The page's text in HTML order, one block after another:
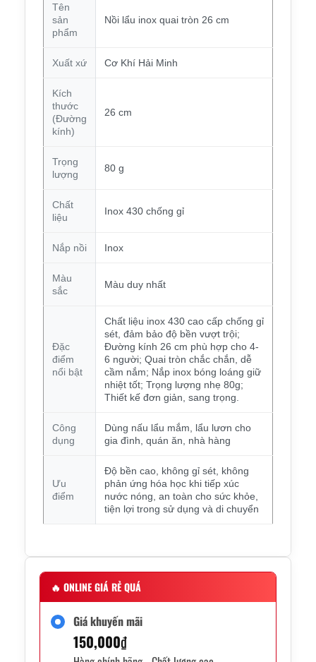
Tên
sản
phẩm
Nồi lẩu inox quai tròn 26 cm
Xuất xứ Cơ Khí Hải Minh
Kích
thước
(Đường
kính)
26 cm
Trọng
lượng
80 g
Chất
liệu
Inox 430 chống gỉ
Nắp nồi Inox
Màu
sắc
Màu duy nhất
Đặc
điểm
nổi bật
Chất liệu inox 430 cao cấp chống gỉ
sét, đảm bảo độ bền vượt trội;
Đường kính 26 cm phù hợp cho 4-
6 người; Quai tròn chắc chắn, dễ
cầm nắm; Nắp inox bóng loáng giữ
nhiệt tốt; Trọng lượng nhẹ 80g;
Thiết kế đơn giản, sang trọng.
Công
dụng
Dùng nấu lẩu mắm, lẩu lươn cho
gia đình, quán ăn, nhà hàng
Ưu
điểm
Độ bền cao, không gỉ sét, không
phản ứng hóa học khi tiếp xúc
nước nóng, an toàn cho sức khỏe,
tiện lợi trong sử dụng và di chuyển
🔥 ONLINE GIÁ RẺ QUÁ
Giá khuyến mãi
150,000₫